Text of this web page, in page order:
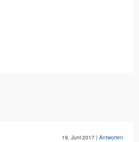
19. Juni 2017 | Antworten